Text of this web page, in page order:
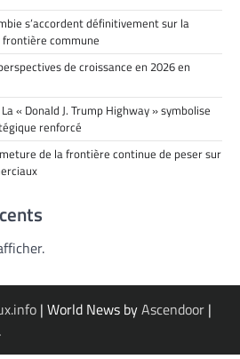
s’accordent définitivement sur la
commune
de croissance en 2026 en
« Donald J. Trump Highway » symbolise
renforcé
de la frontière continue de peser sur
| World News byAscendoor |
.